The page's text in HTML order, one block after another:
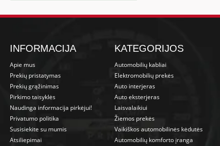
INFORMACIJA
Apie mus
Prekių pristatymas
Prekių grąžinimas
Pirkimo taisyklės
Naudinga informacija pirkėjui!
Privatumo politika
Susisiekite su mumis
Atsiliepimai
KATEGORIJOS
Automobilių kabliai
Elektromobilių prekės
Auto interjeras
Auto eksterjeras
Laisvalaikiui
Žiemos prekės
Vaikiškos automobilinės kėdutės
Automobilių komforto įranga